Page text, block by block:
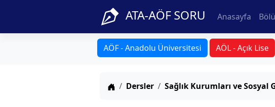
ATA-AÖF SORU Anasayfa
AÖF - Anadolu Üniversitesi AÖL - Açık Lise
Anasayfa
Dersler Sağlık Kurumları ve Sosyal